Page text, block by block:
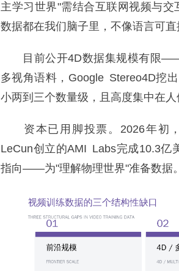
主学习世界"需结合互联网视频与
数据都在我们脑子里，不像语言可
目前公开4D数据集规模有限——
多视角语料，Google Stereo4D挖
小两到三个数量级，且高度集中在
资本已用脚投票。2026年初，
LeCun创立的AMI Labs完成10.3亿
指向——为"理解物理世界"准备数据。